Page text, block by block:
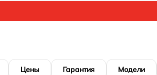
Цены Гарантия Модели